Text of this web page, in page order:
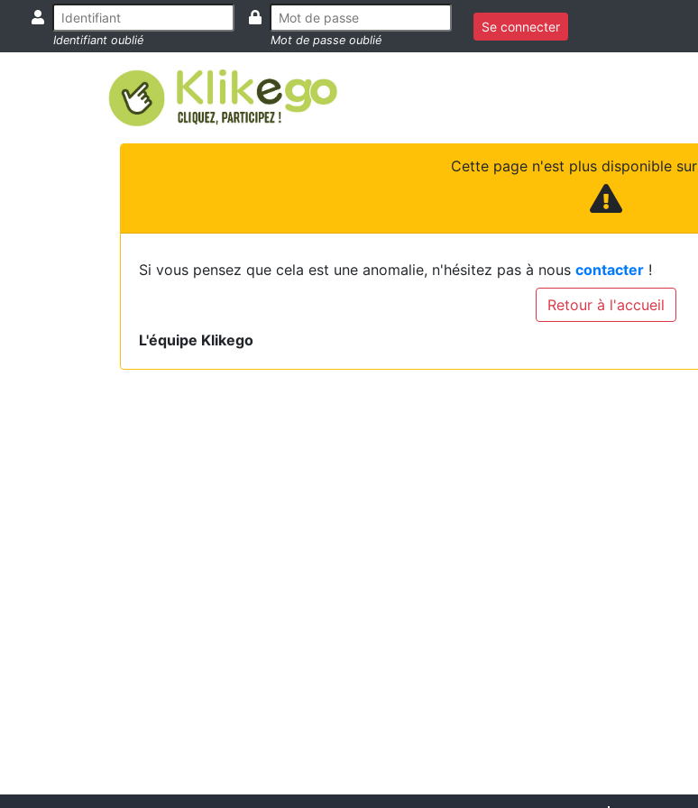
Identifiant oublié Mot de passe oublié
Se connecter
Cette page n'est plus disponible sur
Si vous pensez que cela est une anomalie, n'hésitez pas à nous contacter !
Retour à l'accueil
L'équipe Klikego